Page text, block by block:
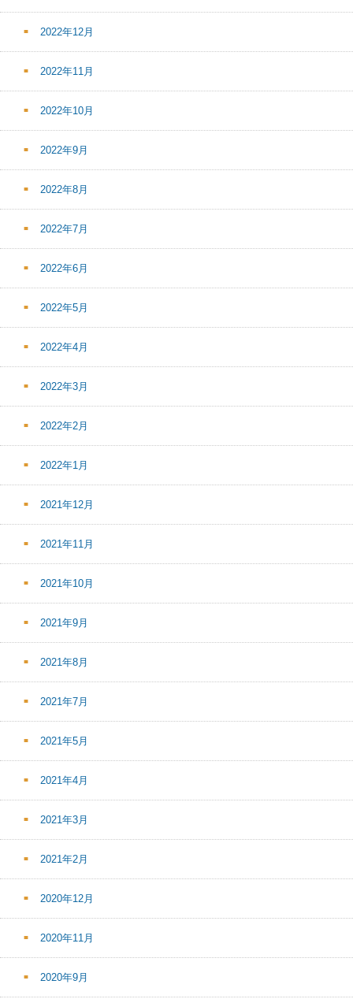
2022年12月
2022年11月
2022年10月
2022年9月
2022年8月
2022年7月
2022年6月
2022年5月
2022年4月
2022年3月
2022年2月
2022年1月
2021年12月
2021年11月
2021年10月
2021年9月
2021年8月
2021年7月
2021年5月
2021年4月
2021年3月
2021年2月
2020年12月
2020年11月
2020年9月